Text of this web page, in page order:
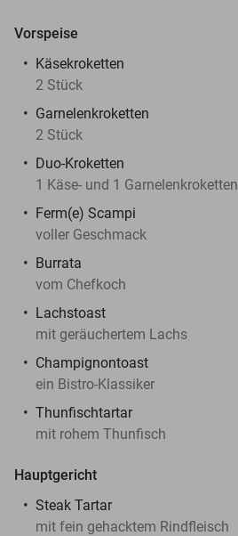
Vorspeise
Käsekroketten
2 Stück
Garnelenkroketten
2 Stück
Duo-Kroketten
1 Käse- und 1 Garnelenkroketten
Ferm(e) Scampi
voller Geschmack
Burrata
vom Chefkoch
Lachstoast
mit geräuchertem Lachs
Champignontoast
ein Bistro-Klassiker
Thunfischtartar
mit rohem Thunfisch
Hauptgericht
Steak Tartar
mit fein gehacktem Rindfleisch